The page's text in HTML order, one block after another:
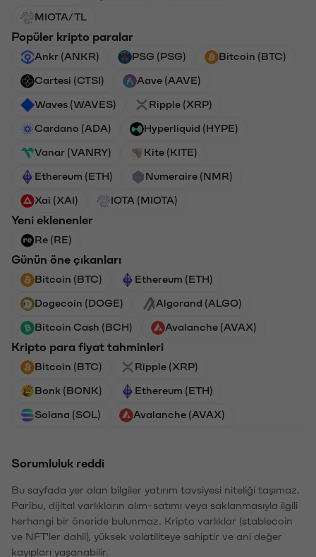
MIOTA/TL
Popüler kripto paralar
Ankr (ANKR) PSG (PSG) Bitcoin (BTC)
Cartesi (CTSI) Aave (AAVE)
Waves (WAVES) Ripple (XRP)
Cardano (ADA) Hyperliquid (HYPE)
Vanar (VANRY) Kite (KITE)
Ethereum (ETH) Numeraire (NMR)
Xai (XAI) IOTA (MIOTA)
Yeni eklenenler
Re (RE)
Günün öne çıkanları
Bitcoin (BTC) Ethereum (ETH)
Dogecoin (DOGE) Algorand (ALGO)
Bitcoin Cash (BCH) Avalanche (AVAX)
Kripto para fiyat tahminleri
Bitcoin (BTC) Ripple (XRP)
Bonk (BONK) Ethereum (ETH)
Solana (SOL) Avalanche (AVAX)
Sorumluluk reddi
Bu sayfada yer alan bilgiler yatırım tavsiyesi niteliği taşımaz.
Paribu, dijital varlıkların alım-satımı veya saklanmasıyla ilgili
herhangi bir öneride bulunmaz. Kripto varlıklar (stablecoin
ve NFT'ler dahil), yüksek volatiliteye sahiptir ve ani değer
kayıpları yaşanabilir.